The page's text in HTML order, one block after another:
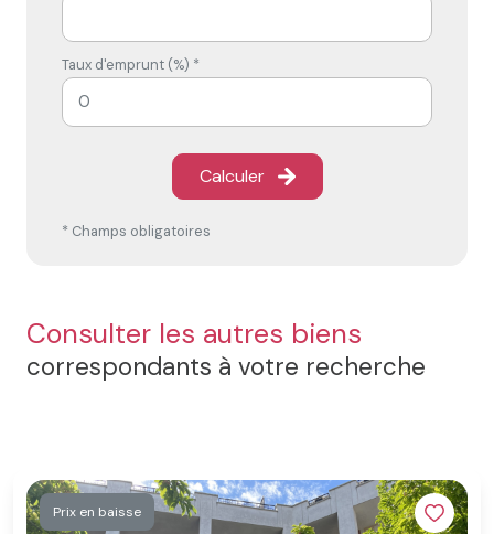
Taux d'emprunt (%) *
Calculer
* Champs obligatoires
Consulter les autres biens
correspondants à votre recherche
Prix en baisse